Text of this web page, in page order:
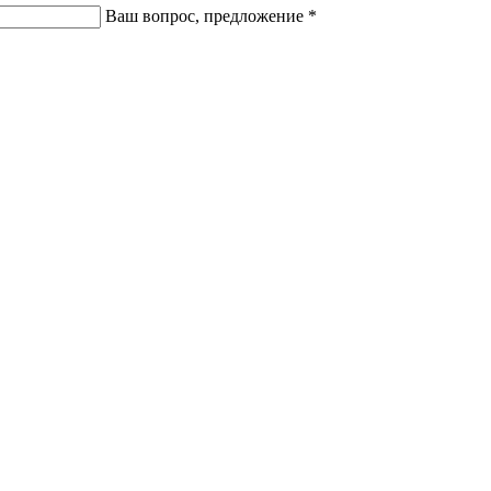
Ваш вопрос, предложение *